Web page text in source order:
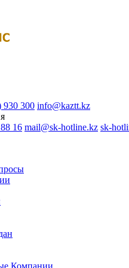
930 300 info@kaztt.kz
16 mail@sk-hotline.kz sk-
Компании